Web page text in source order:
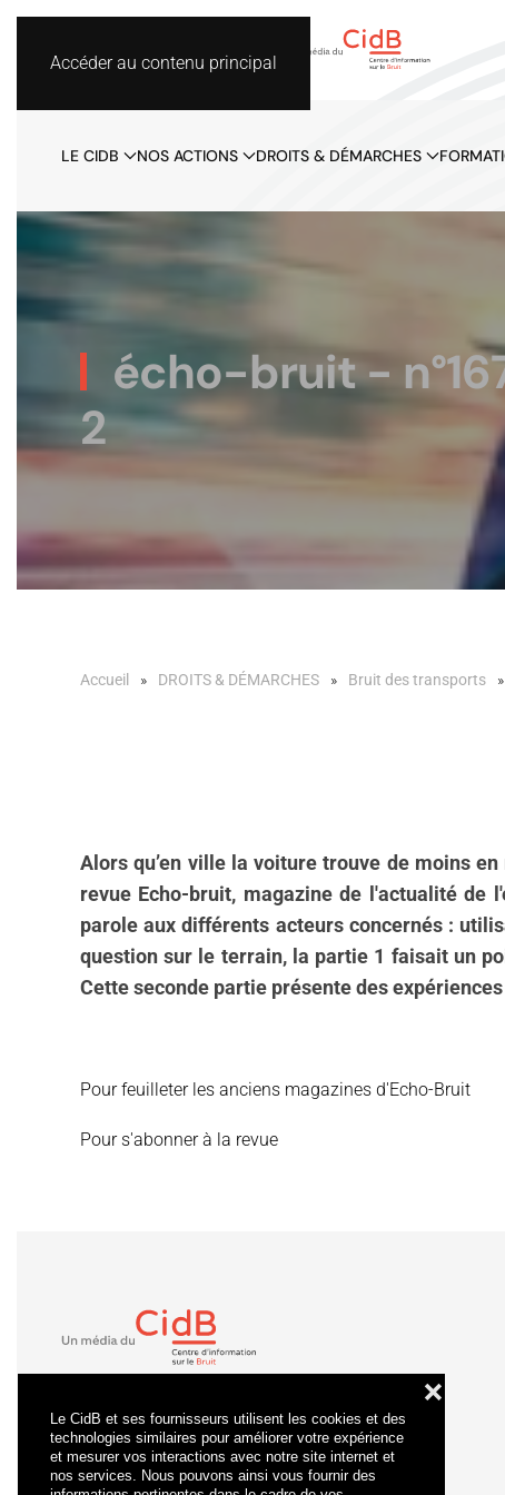
Le CidB et ses fournisseurs utilisent les cookies et des
technologies similaires pour améliorer votre expérience
et mesurer vos interactions avec notre site internet et
nos services. Nous pouvons ainsi vous fournir des
❌
Accéder au contenu principal
LE CIDB NOS ACTIONS DROITS & DÉMARCHES
écho-bruit -
2
Accueil DROITS & DÉMARCHES Bruit des transports
Alors qu’en ville la voiture trouve de moins
revue Echo-bruit, magazine de l'actualité de
parole aux différents acteurs concernés :
question sur le terrain, la partie 1 faisait un
Cette seconde partie présente des
Pour feuilleter les anciens magazines d'Echo-Bruit
Pour s'abonner à la revue